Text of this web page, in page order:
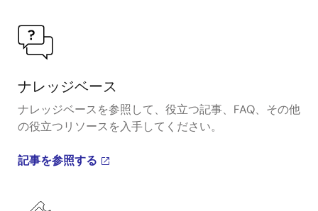
ナレッジベース
ナレッジベースを参照して、役立つ記事、FAQ、その他
の役立つリソースを入手してください。
記事を参照する